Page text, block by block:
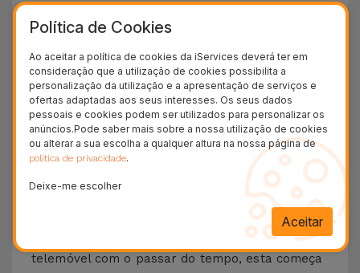
perfeitamente ao seu dia a dia.Escolha a sua
preferida e adicione estilo e bom gosto ao seu
smartphone. Esta Capa para iPhone com
MagSafe é compatível com vários modelos da
Apple, desde oiPhone 12até aoiPhone 15 Pro
Max, sem esquecer os novosiPhone 16ou
iPhone 17.
Como tirar o amarelado da capa
Quando se usa uma capa transparente num
telemóvel com o passar do tempo, esta começa
Política de Cookies
Ao aceitar a política de cookies da iServices deverá ter em
consideração que a utilização de cookies possibilita a
personalização da utilização e a apresentação de serviços e
ofertas adaptadas aos seus interesses. Os seus dados
pessoais e cookies podem ser utilizados para personalizar os
anúncios.Pode saber mais sobre a nossa utilização de cookies
ou alterar a sua escolha a qualquer altura na nossa página de
política de privacidade.
Deixe-me escolher
Aceitar